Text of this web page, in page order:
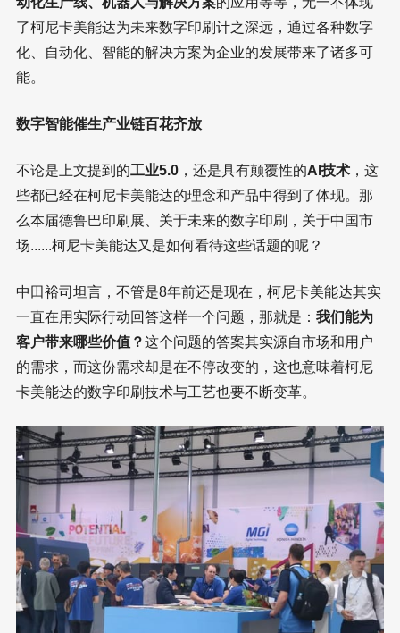
了柯尼卡美能达为未来数字印刷计之深远，通过各种数字
化、自动化、智能的解决方案为企业的发展带来了诸多可
能。
数字智能催生产业链百花齐放
不论是上文提到的工业5.0 ，还是具有颠覆性的AI技术 ，这
些都已经在柯尼卡美能达的理念和产品中得到了体现。那
么本届德鲁巴印刷展、关于未来的数字印刷，关于中国市
场......柯尼卡美能达又是如何看待这些话题的呢？
中田裕司坦言，不管是8年前还是现在，柯尼卡美能达其实
一直在用实际行动回答这样一个问题，那就是： 我们能为
客户带来哪些价值？这个问题的答案其实源自市场和用户
的需求，而这份需求却是在不停改变的，这也意味着柯尼
卡美能达的数字印刷技术与工艺也要不断变革。